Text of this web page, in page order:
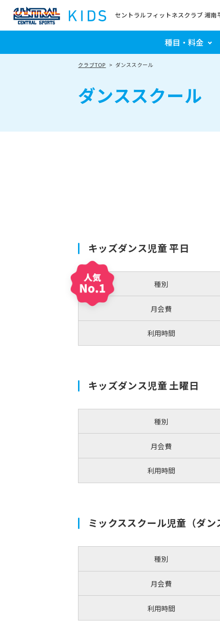
セントラルフィットネスクラブ 湘南
種目・料金
クラブTOP ダンススクール
ダンススクール
キッズダンス児童 平日
種別
月会費
利用時間
キッズダンス児童 土曜日
種別
月会費
利用時間
ミックススクール児童（ダ
種別
月会費
利用時間